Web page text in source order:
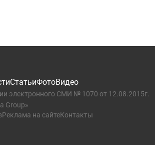
СтатьиФотоВидео
электронного СМИ № 1070 от 12.08.2015г.
Group»
Реклама на сайтеКонтакты